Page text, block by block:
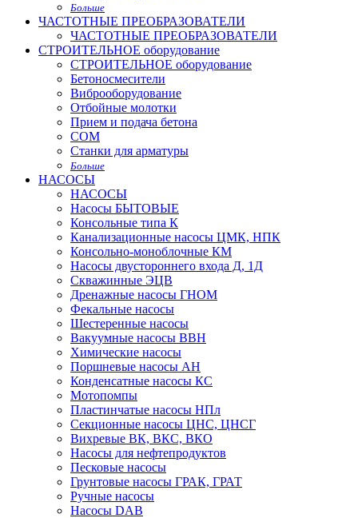
Больше
ЧАСТОТНЫЕ ПРЕОБРАЗОВАТЕЛИ
ЧАСТОТНЫЕ ПРЕОБРАЗОВАТЕЛИ
СТРОИТЕЛЬНОЕ оборудование
СТРОИТЕЛЬНОЕ оборудование
Бетоносмесители
Виброоборудование
Отбойные молотки
Прием и подача бетона
СОМ
Станки для арматуры
Больше
НАСОСЫ
НАСОСЫ
Насосы БЫТОВЫЕ
Консольные типа К
Канализационные насосы ЦМК, НПК
Консольно-моноблочные КМ
Насосы двустороннего входа Д, 1Д
Скважинные ЭЦВ
Дренажные насосы ГНОМ
Фекальные насосы
Шестеренные насосы
Вакуумные насосы ВВН
Химические насосы
Поршневые насосы АН
Конденсатные насосы КС
Мотопомпы
Пластинчатые насосы НПл
Секционные насосы ЦНС, ЦНСГ
Вихревые ВК, ВКС, ВКО
Насосы для нефтепродуктов
Песковые насосы
Грунтовые насосы ГРАК, ГРАТ
Ручные насосы
Насосы DAB